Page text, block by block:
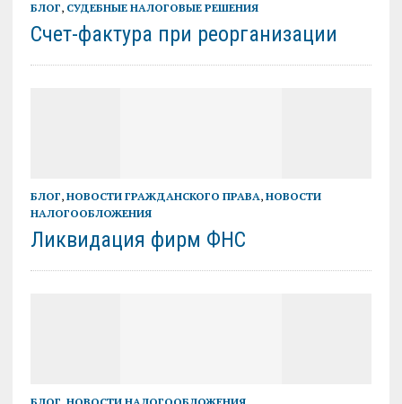
БЛОГ, СУДЕБНЫЕ НАЛОГОВЫЕ РЕШЕНИЯ
Счет-фактура при реорганизации
БЛОГ, НОВОСТИ ГРАЖДАНСКОГО ПРАВА, НОВОСТИ
НАЛОГООБЛОЖЕНИЯ
Ликвидация фирм ФНС